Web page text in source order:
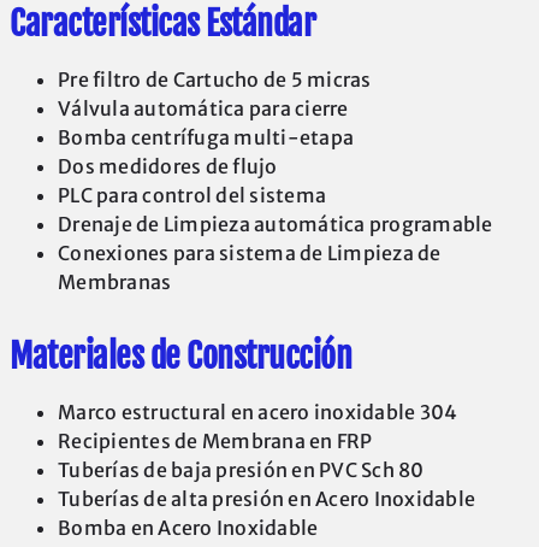
Características Estándar
Pre filtro de Cartucho de 5 micras
Válvula automática para cierre
Bomba centrífuga multi-etapa
Dos medidores de flujo
PLC para control del sistema
Drenaje de Limpieza automática programable
Conexiones para sistema de Limpieza de
Membranas
Materiales de Construcción
Marco estructural en acero inoxidable 304
Recipientes de Membrana en FRP
Tuberías de baja presión en PVC Sch 80
Tuberías de alta presión en Acero Inoxidable
Bomba en Acero Inoxidable